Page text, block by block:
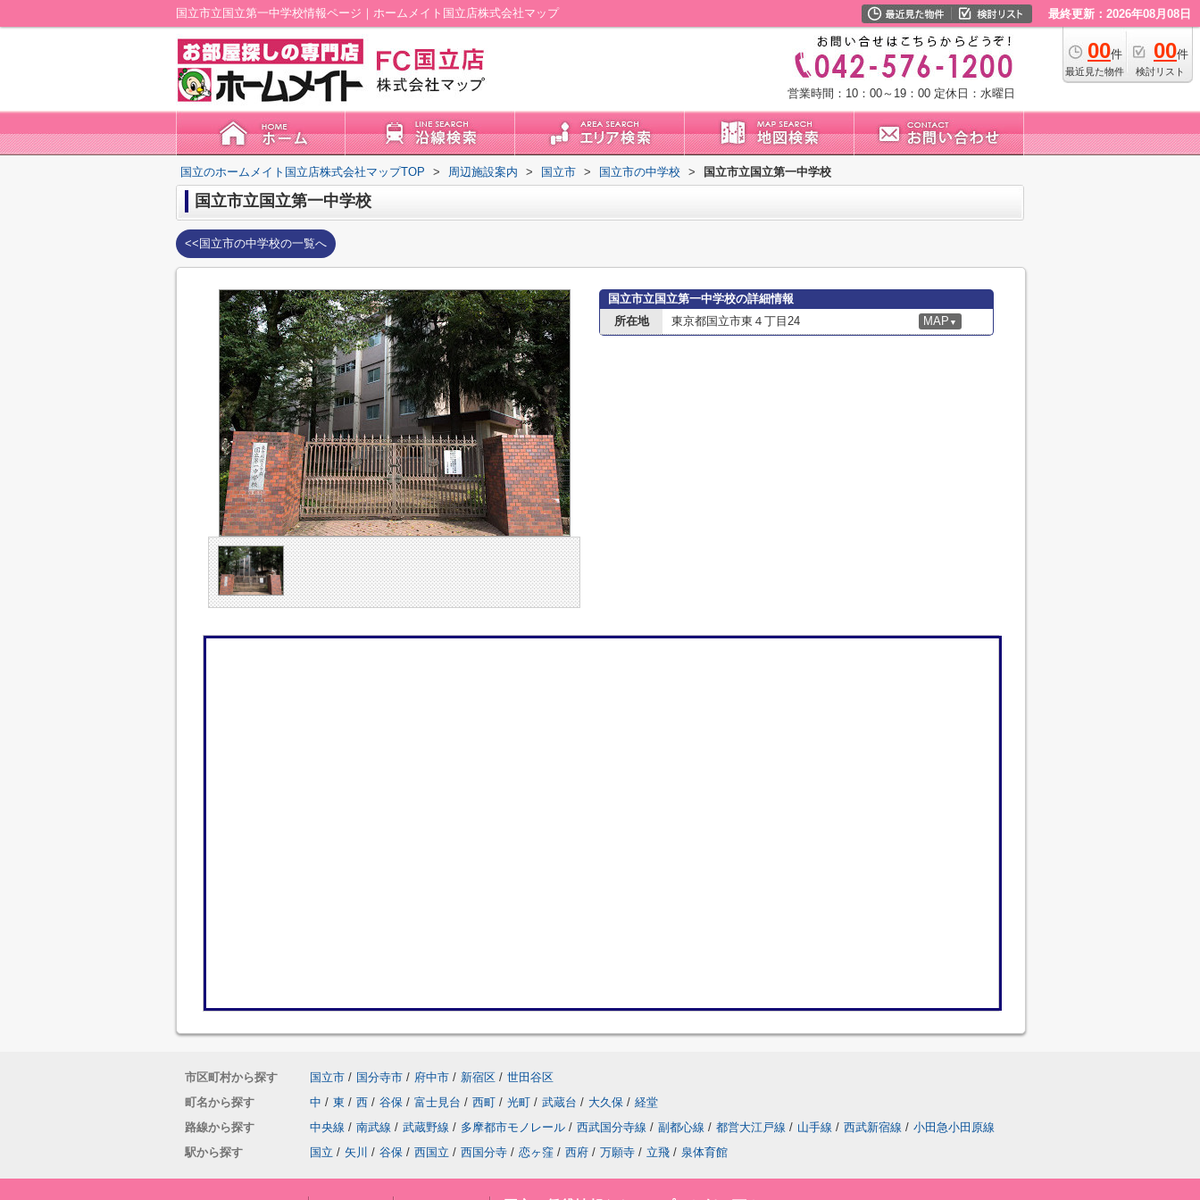
国立市立国立第一中学校情報ページ｜ホームメイト国立店株式会社マップ 最終更新：2026年08月08日
00件
最近見た物件
00件
検討リスト
営業時間：10：00～19：00 定休日：水曜日
国立のホームメイト国立店株式会社マップTOP > 周辺施設案内 > 国立市 > 国立市の中学校 > 国立市立国立第一中学校
国立市立国立第一中学校
<<国立市の中学校の一覧へ
国立市立国立第一中学校の詳細情報
所在地
東京都国立市東４丁目24 MAP ▼
市区町村から探す 国立市 / 国分寺市 / 府中市 / 新宿区 / 世田谷区
町名から探す
中 / 東 / 西 / 谷保 / 富士見台 / 西町 / 光町 / 武蔵台 / 大久保 / 経堂
路線から探す
中央線 / 南武線 / 武蔵野線 / 多摩都市モノレール / 西武国分寺線 / 副都心線 / 都営大江戸線 / 山手線 / 西武新宿線 / 小田急小田原線
駅から探す
国立 / 矢川 / 谷保 / 西国立 / 西国分寺 / 恋ヶ窪 / 西府 / 万願寺 / 立飛 / 泉体育館